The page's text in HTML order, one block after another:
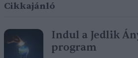
Cikkajánló
Indul a Jedlik
program